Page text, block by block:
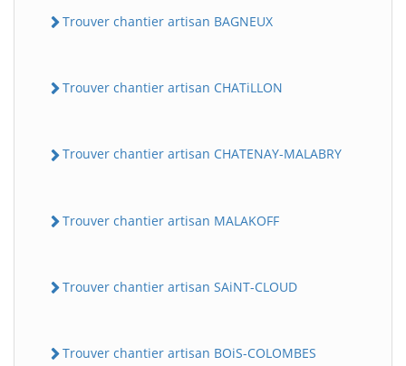
Trouver chantier artisan BAGNEUX
Trouver chantier artisan CHATiLLON
Trouver chantier artisan CHATENAY-MALABRY
Trouver chantier artisan MALAKOFF
Trouver chantier artisan SAiNT-CLOUD
Trouver chantier artisan BOiS-COLOMBES